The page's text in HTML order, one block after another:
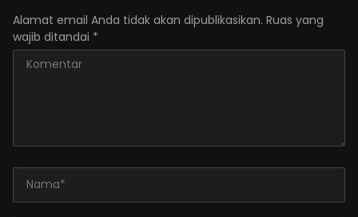
Alamat email Anda tidak akan dipublikasikan. Ruas yang
wajib ditandai *